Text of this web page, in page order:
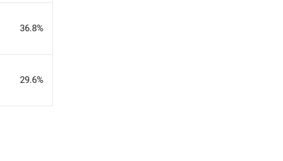
36.8%
29.6%